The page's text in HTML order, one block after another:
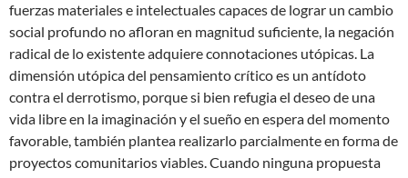
fuerzas materiales e intelectuales capaces de lograr un cambio
social profundo no afloran en magnitud suficiente, la negación
radical de lo existente adquiere connotaciones utópicas. La
dimensión utópica del pensamiento crítico es un antídoto
contra el derrotismo, porque si bien refugia el deseo de una
vida libre en la imaginación y el sueño en espera del momento
favorable, también plantea realizarlo parcialmente en forma de
proyectos comunitarios viables. Cuando ninguna propuesta